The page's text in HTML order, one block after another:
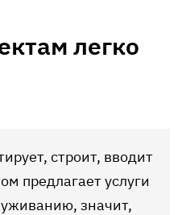
легко
строит, вводит
предлагает услуги
значит,